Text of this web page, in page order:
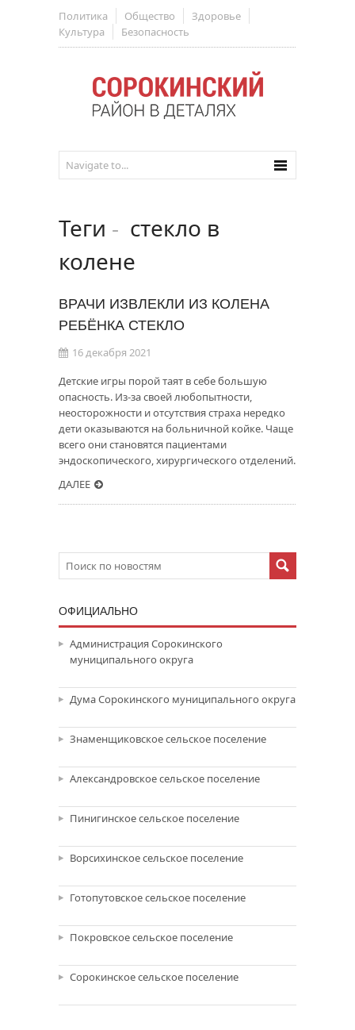
Политика Общество
Здоровье
Культура
Безопасность
Теги - стекло в
колене
ВРАЧИ ИЗВЛЕКЛИ ИЗ КОЛЕНА
РЕБЁНКА СТЕКЛО
16 декабря 2021
Детские игры порой таят в себе большую
опасность. Из-за своей любопытности,
неосторожности и отсутствия страха нередко
дети оказываются на больничной койке. Чаще
всего они становятся пациентами
эндоскопического, хирургического отделений.
ДАЛЕЕ
ОФИЦИАЛЬНО
Администрация Сорокинского
муниципального округа
Дума Сорокинского муниципального округа
Знаменщиковское сельское поселение
Александровское сельское поселение
Пинигинское сельское поселение
Ворсихинское сельское поселение
Готопутовское сельское поселение
Покровское сельское поселение
Сорокинское сельское поселение